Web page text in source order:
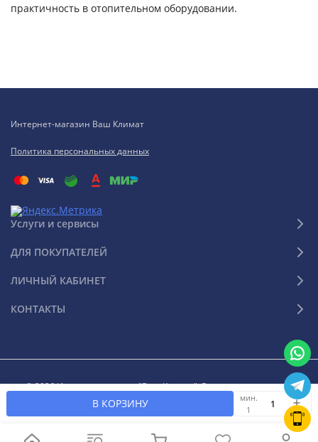
В КОРЗИНУ
мин.
1
практичность в отопительном оборудовании.
Интернет-магазин Ваш Климат
Политика персональных данных
Услуги и сервисы
ДЛЯ ПОКУПАТЕЛЕЙ
ЛИЧНЫЙ КАБИНЕТ
КОНТАКТЫ
© 2026 Интернет-магазин "Ваш Климат". Все права защищены